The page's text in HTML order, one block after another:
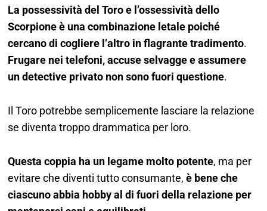
La possessività del Toro e l’ossessività dello
Scorpione è una combinazione letale poiché
cercano di cogliere l’altro in flagrante tradimento.
Frugare nei telefoni, accuse selvagge e assumere
un detective privato non sono fuori questione.
Il Toro potrebbe semplicemente lasciare la relazione
se diventa troppo drammatica per loro.
Questa coppia ha un legame molto potente, ma per
evitare che diventi tutto consumante,è bene che
ciascuno abbia hobby al di fuori della relazione per